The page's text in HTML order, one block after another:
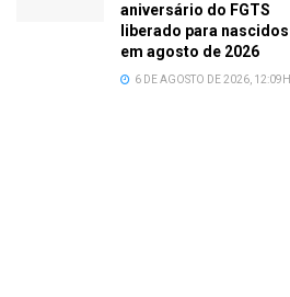
aniversário do FGTS
liberado para nascidos
em agosto de 2026
6 DE AGOSTO DE 2026, 12:09H